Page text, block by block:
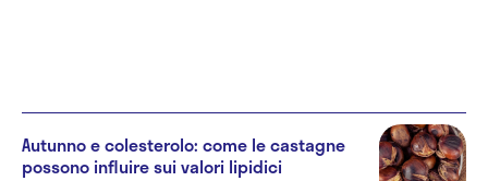
Autunno e colesterolo: come le castagne
possono influire sui valori lipidici